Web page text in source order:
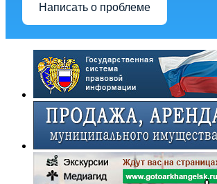
Написать о проблеме